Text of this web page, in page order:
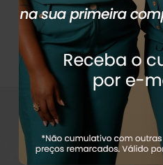
Quem